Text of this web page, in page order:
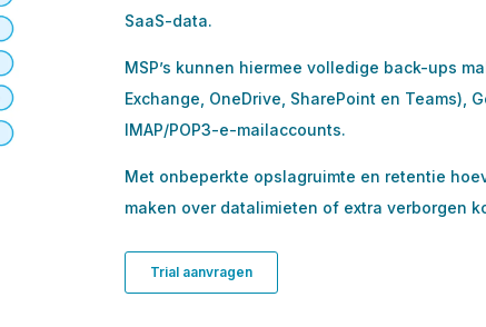
SaaS-data.
MSP’s kunnen hiermee volledige back-ups
Exchange, OneDrive, SharePoint en Teams),
IMAP/POP3-e-mailaccounts.
Met onbeperkte opslagruimte en retentie
maken over datalimieten of extra verborgen
Trial aanvragen